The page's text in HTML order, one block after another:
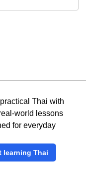
Thai with
world lessons
for everyday
learning Thai